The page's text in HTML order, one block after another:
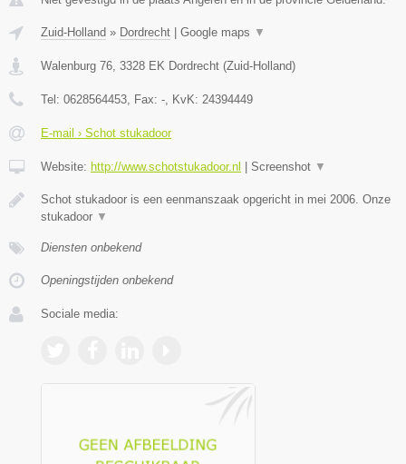
Zuid-Holland » Dordrecht Google maps ▼
Walenburg 76, 3328 EK Dordrecht (Zuid-Holland)
Tel: 0628564453, Fax: -, KvK: 24394449
E-mail › Schot stukadoor
Website: http://www.schotstukadoor.nl Screenshot ▼
Schot stukadoor is een eenmanszaak opgericht in mei 2006. Onze
stukadoor ▼
Diensten onbekend
Openingstijden onbekend
Sociale media: